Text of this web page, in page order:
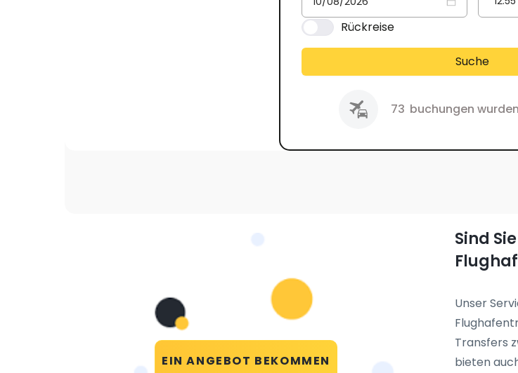
Rückreise
Suche
73 buchungen
EIN ANGEBOT BEKOMMEN
Sind
Unser
Transfers
bieten